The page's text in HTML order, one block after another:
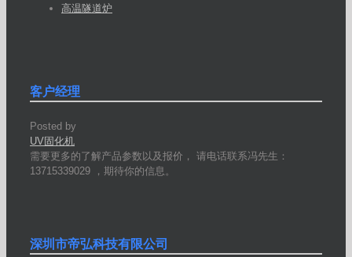
高温隧道炉
客户经理
Posted by
UV固化机
需要更多的了解产品参数以及报价， 请电话联系冯先生：
13715339029 ，期待你的信息。
深圳市帝弘科技有限公司